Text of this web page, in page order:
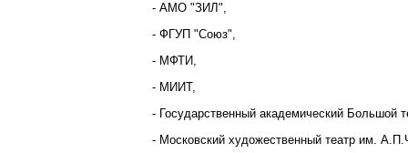
- АМО "ЗИЛ",
- ФГУП "Союз",
- МФТИ,
- МИИТ,
- Государственный академический Большой
- Московский художественный театр им.